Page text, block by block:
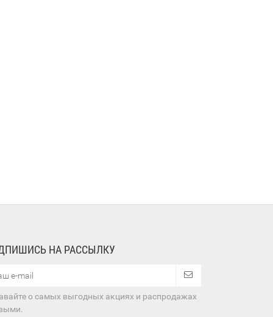
НА РАССЫЛКУ
о самых выгодных акциях и распродажах